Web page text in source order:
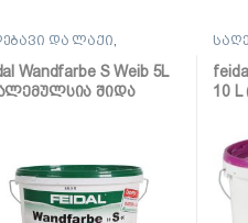
და ლაქი,
Wandfarbe S Weib 5L
შიდა
10